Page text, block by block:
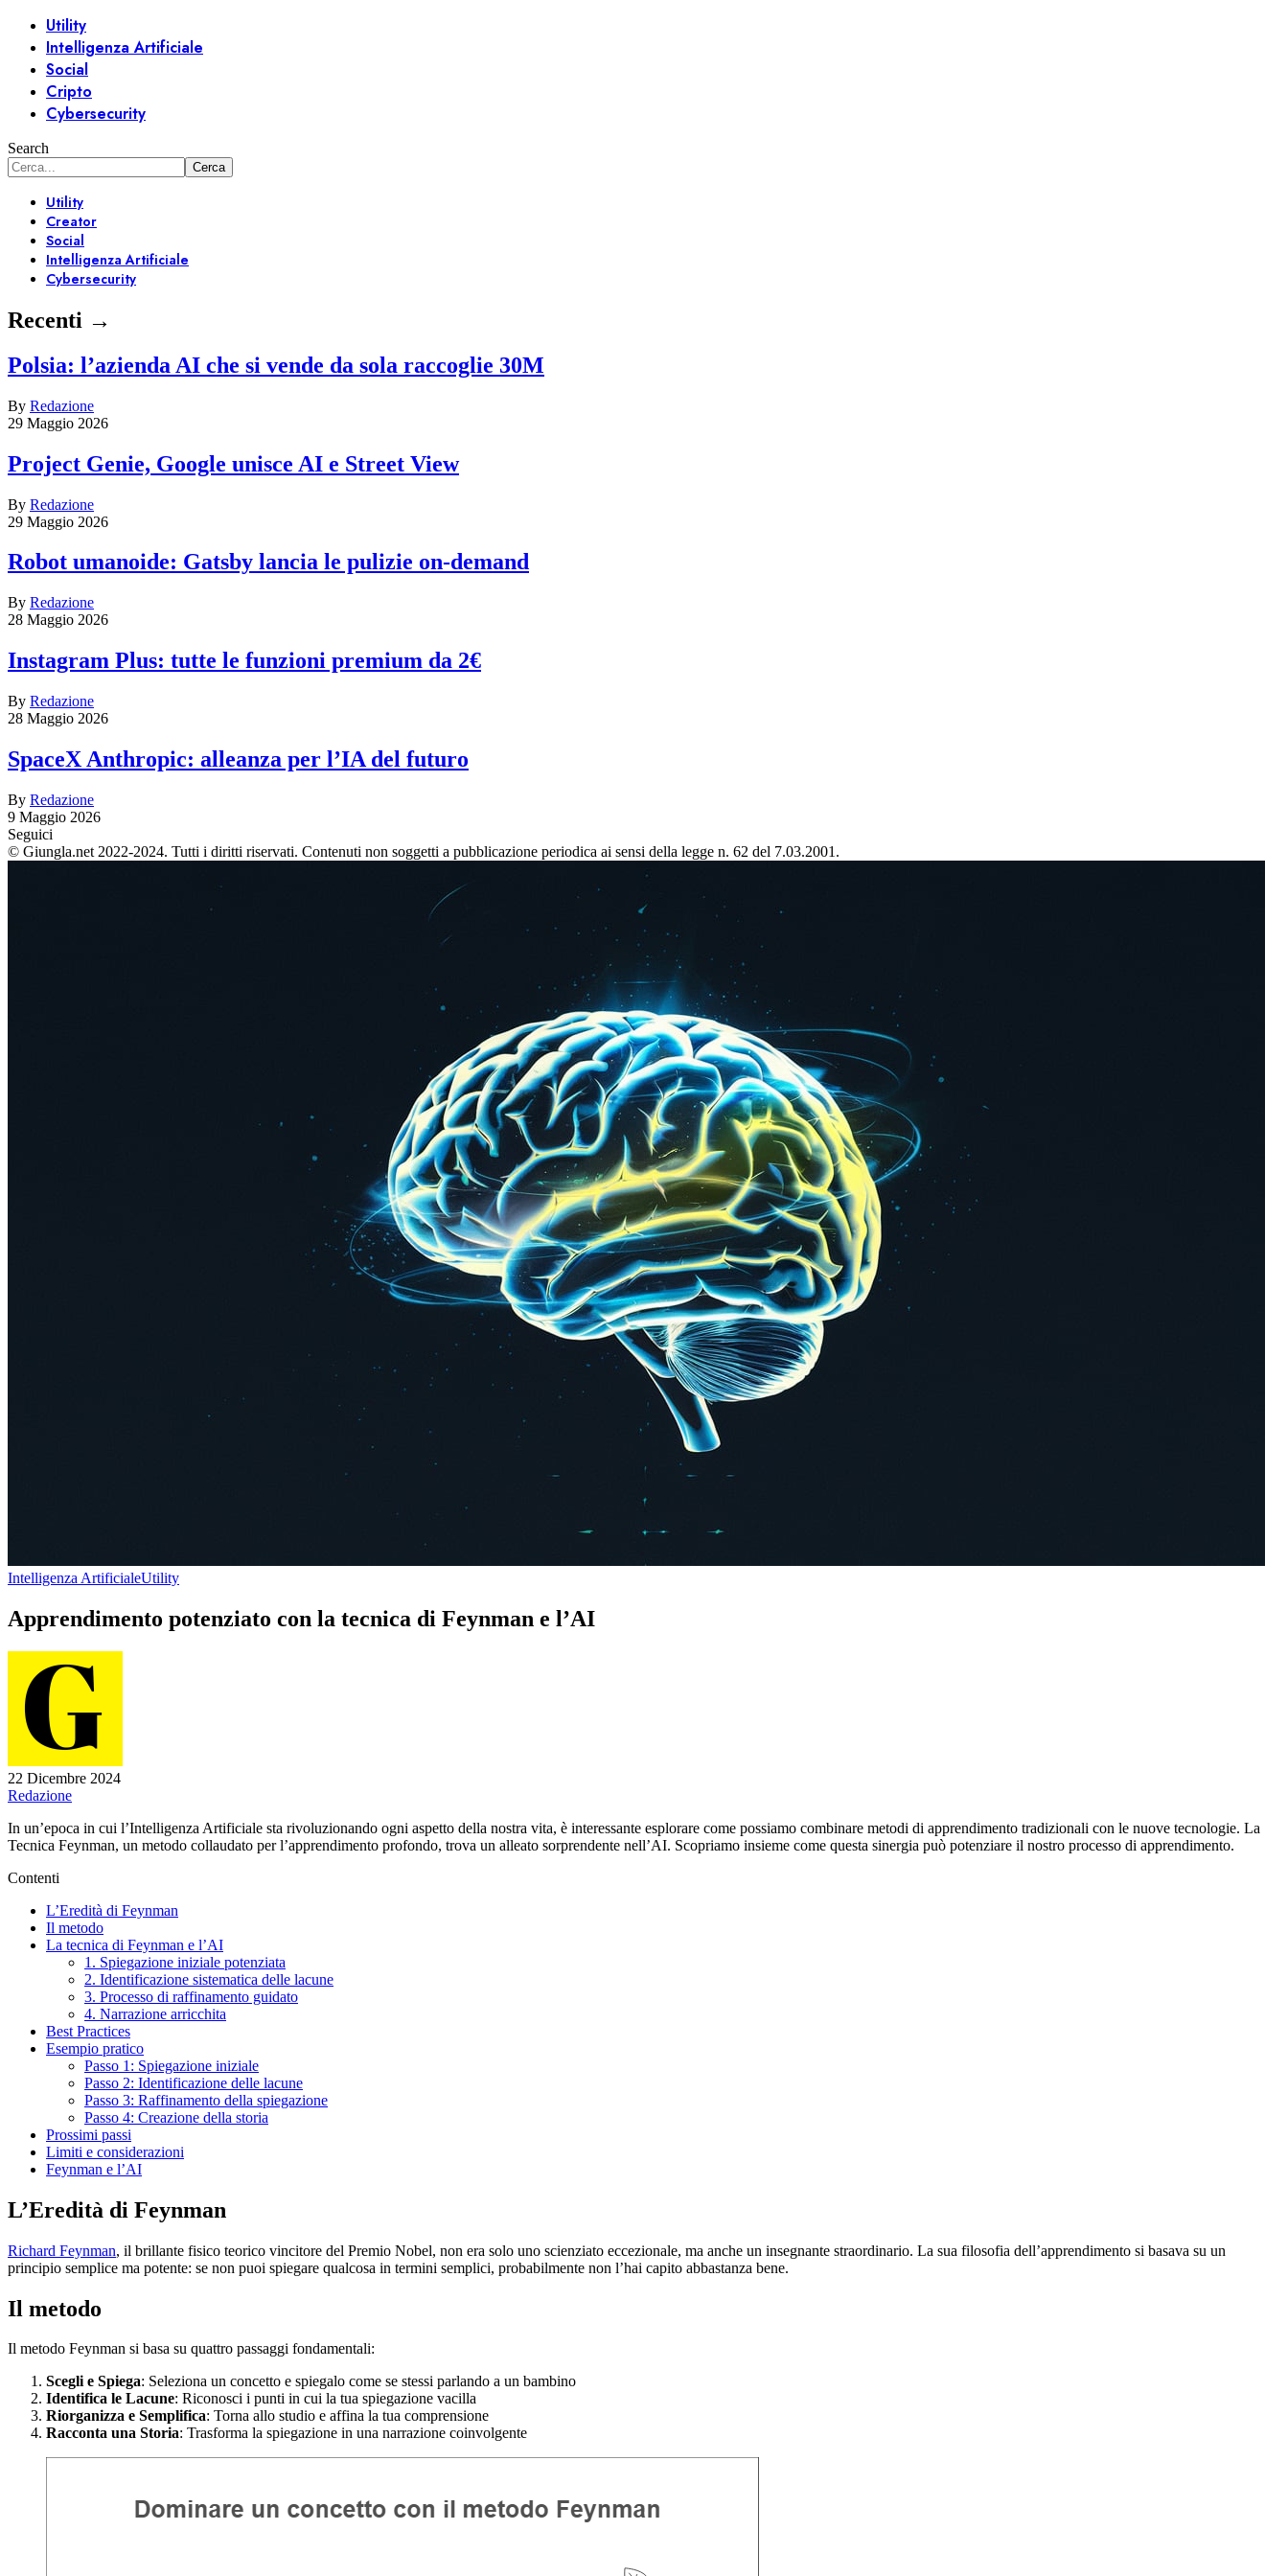
Utility
Intelligenza Artificiale
Social
Cripto
Cybersecurity
Search
Utility
Creator
Social
Intelligenza Artificiale
Cybersecurity
Recenti →
Polsia: l’azienda AI che si vende da sola raccoglie 30M
By Redazione
29 Maggio 2026
Project Genie, Google unisce AI e Street View
By Redazione
29 Maggio 2026
Robot umanoide: Gatsby lancia le pulizie on-demand
By Redazione
28 Maggio 2026
Instagram Plus: tutte le funzioni premium da 2€
By Redazione
28 Maggio 2026
SpaceX Anthropic: alleanza per l’IA del futuro
By Redazione
9 Maggio 2026
Seguici
© Giungla.net 2022-2024. Tutti i diritti riservati. Contenuti non soggetti a pubblicazione periodica ai sensi della legge n. 62 del 7.03.2001.
Intelligenza ArtificialeUtility
Apprendimento potenziato con la tecnica di Feynman e l’AI
22 Dicembre 2024
Redazione
In un’epoca in cui l’Intelligenza Artificiale sta rivoluzionando ogni aspetto della nostra vita, è interessante esplorare come possiamo combinare metodi di apprendimento tradizionali con le nuove tecnologie. La
Tecnica Feynman, un metodo collaudato per l’apprendimento profondo, trova un alleato sorprendente nell’AI. Scopriamo insieme come questa sinergia può potenziare il nostro processo di apprendimento.
Contenti
L’Eredità di Feynman
Il metodo
La tecnica di Feynman e l’AI
1. Spiegazione iniziale potenziata
2. Identificazione sistematica delle lacune
3. Processo di raffinamento guidato
4. Narrazione arricchita
Best Practices
Esempio pratico
Passo 1: Spiegazione iniziale
Passo 2: Identificazione delle lacune
Passo 3: Raffinamento della spiegazione
Passo 4: Creazione della storia
Prossimi passi
Limiti e considerazioni
Feynman e l’AI
L’Eredità di Feynman
Richard Feynman, il brillante fisico teorico vincitore del Premio Nobel, non era solo uno scienziato eccezionale, ma anche un insegnante straordinario. La sua filosofia dell’apprendimento si basava su un
principio semplice ma potente: se non puoi spiegare qualcosa in termini semplici, probabilmente non l’hai capito abbastanza bene.
Il metodo
Il metodo Feynman si basa su quattro passaggi fondamentali:
Scegli e Spiega: Seleziona un concetto e spiegalo come se stessi parlando a un bambino
Identifica le Lacune: Riconosci i punti in cui la tua spiegazione vacilla
Riorganizza e Semplifica: Torna allo studio e affina la tua comprensione
Racconta una Storia: Trasforma la spiegazione in una narrazione coinvolgente